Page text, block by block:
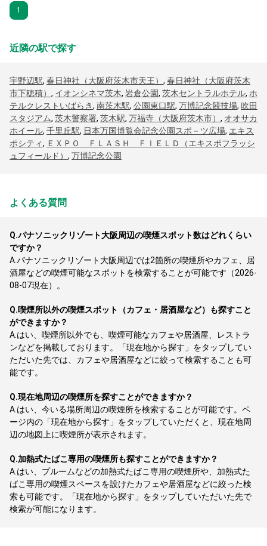
1
近隣の駅で探す
宇野辺駅, 春日神社（大阪府茨木市天王） , 春日神社（大阪府茨木
市下穂積） , イオンシネマ茨木, 岩倉公園, 茨木セントラルホテル, ホ
テルクレストいばらき, 南茨木駅, 公園東口駅, 万博記念競技場, 吹田
スタジアム, 茨木警察署, 茨木駅, 万福寺（大阪府茨木市） , オオサカ
ホイール, 千里丘駅, 日本万国博覧会記念公園スポ－ツ広場, エキス
ポシティ, ＥＸＰＯ ＦＬＡＳＨ ＦＩＥＬＤ（エキスポフラッシ
ュフィールド） , 万博記念公園
よくある質問
Q.パナソニックリゾート大阪周辺の喫煙スポット数はどれくらい
ですか？
A.パナソニックリゾート大阪周辺では2箇所の喫煙所やカフェ、居
酒屋などの喫煙可能なスポットを検索することが可能です（2026-
08-07現在）。
Q.喫煙所以外の喫煙スポット（カフェ・居酒屋など）も探すこと
ができますか？
A. はい、喫煙所以外でも、喫煙可能なカフェや居酒屋、レストラ
ンなどを掲載しております。「現在地から探す」をタップしてい
ただいた先では、カフェや居酒屋などに絞って検索することも可
能です。
Q.現在地周辺の喫煙所を探すことができますか？
A. はい、今いる場所周辺の喫煙所を検索することが可能です。ペ
ージ内の「現在地から探す」をタップしていただくと、現在地周
辺の地図上に喫煙所が表示されます。
Q.加熱式たばこ専用の喫煙所も探すことができますか？
A. はい、プルームなどの加熱式たばこ専用の喫煙所や、加熱式た
ばこ専用の喫煙スペースを設けたカフェや居酒屋などに絞った検
索も可能です。「現在地から探す」をタップしていただいた先で
検索が可能になります。